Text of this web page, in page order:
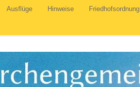
Ausflüge Hinweise Friedhofsordnung